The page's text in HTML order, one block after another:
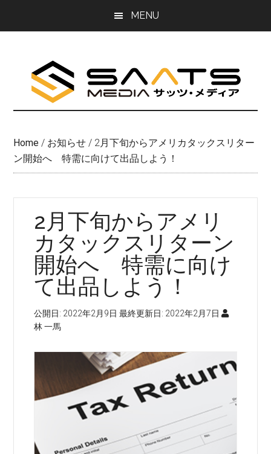
MENU
Home / お知らせ / 2月下旬からアメリカタックスリター
ン開始へ 特需に向けて出品しよう！
2月下旬からアメリ
カタックスリターン
開始へ 特需に向け
て出品しよう！
公開日: 2022年2月9日 最終更新日: 2022年2月7日
林 一馬